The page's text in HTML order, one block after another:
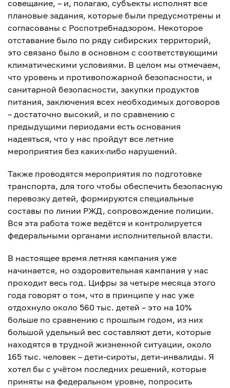
совещание, – и, полагаю, субъекты исполнят все
плановые задания, которые были предусмотрены и
согласованы с Роспотребнадзором. Некоторое
отставание было по ряду сибирских территорий,
это связано было в основном с соответствующими
климатическими условиями. В целом мы отмечаем,
что уровень и противопожарной безопасности, и
санитарной безопасности, закупки продуктов
питания, заключения всех необходимых договоров
– достаточно высокий, и по сравнению с
предыдущими периодами есть основания
надеяться, что у нас пройдут все летние
мероприятия без каких-либо нарушений.
Также проводятся мероприятия по подготовке
транспорта, для того чтобы обеспечить безопасную
перевозку детей, формируются специальные
составы по линии РЖД, сопровождение полиции.
Вся эта работа тоже ведётся и контролируется
федеральными органами исполнительной власти.
В настоящее время летняя кампания уже
начинается, но оздоровительная кампания у нас
проходит весь год. Цифры за четыре месяца этого
года говорят о том, что в принципе у нас уже
отдохнуло около 560 тыс. детей – это на 10%
больше по сравнению с прошлым годом, из них
большой удельный вес составляют дети, которые
находятся в трудной жизненной ситуации, около
165 тыс. человек – дети-сироты, дети-инвалиды. Я
хотел бы с учётом последних решений, которые
приняты на федеральном уровне, попросить